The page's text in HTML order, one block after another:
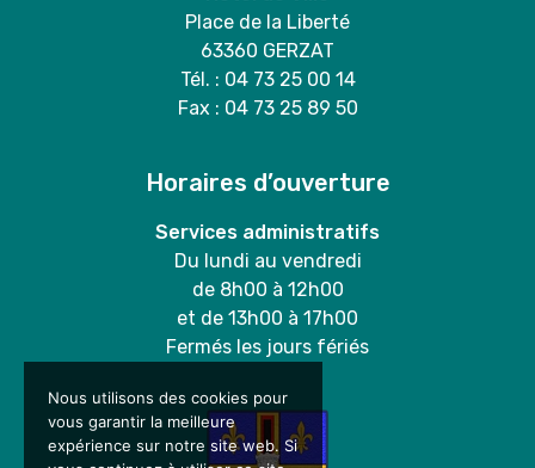
Place de la Liberté
63360 GERZAT
Tél. : 04 73 25 00 14
Fax : 04 73 25 89 50
Horaires d’ouverture
Services administratifs
Du lundi au vendredi
de 8h00 à 12h00
et de 13h00 à 17h00
Fermés les jours fériés
Nous utilisons des cookies pour
vous garantir la meilleure
expérience sur notre site web. Si